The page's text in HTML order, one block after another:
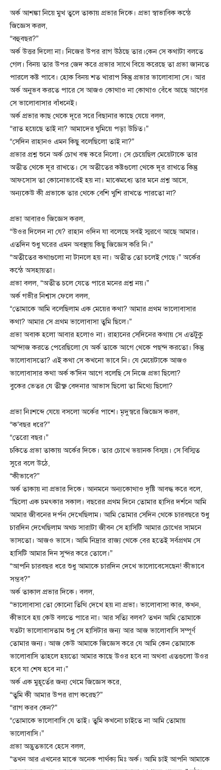
অর্ক আশঙ্কা নিয়ে মুখ তুলে তাকায় প্রভার দিকে। প্রভা স্বাভাবিক কন্ঠে
জিজ্ঞেস করল,
“বহুবছর?”
অর্ক উত্তর দিলো না। নিজের উপর রাগ উঠছে তার।কেন সে কথাটা বলতে
গেল। বিনয় তার উপর জেদ করে প্রভার সাথে বিয়ে করেছে তা প্রভা জানতে
পারলে কষ্ট পাবে। হোক বিনয় শত খারাপ কিন্তু প্রভার ভালোবাসা সে। আর
অর্ক অনুভব করতে পারে সে আজও কোথাও না কোথাও বেঁধে আছে আগের
সে ভালোবাসার বাঁধনেই।
অর্ক প্রভার কাছ থেকে দূরে সরে বিছানার কাছে যেয়ে বলল,
“রাত হয়েছে তাই না? আমাদের ঘুমিয়ে পড়া উচিত।”
“সেদিন রাহানও এমন কিছু বলেছিলো তাই না?”
প্রভার প্রশ্ন শুনে অর্ক চোখ বন্ধ করে নিলো। সে চেয়েছিল মেয়েটাকে তার
অতীত থেকে দূর রাখতে। সে অতীতের কষ্টগুলো থেকে দূর রাখতে কিন্তু
আফসোস তা কোনোভাবেই হয় না। মাঝেমধ্যে তার মনে প্রশ্ন আসে,
অন্যকেউ কী প্রভাকে তার থেকে বেশি খুশি রাখতে পারতো না?
প্রভা আবারও জিজ্ঞেস করল,
“উওর দিলেন না যে? রাহান ওদিন যা বলেছে সবই স্মরণে আছে আমার।
এতদিন শুধু ঘরের এমন অবস্থায় কিছু জিজ্ঞেস করি নি।”
“অতীতের কথাগুলো না টানলে হয় না। অতীত তো চলেই গেছে।” অর্কের
কন্ঠে অসহায়তা।
প্রভা বলল, “অতীত চলে যেতে পারে মনের প্রশ্ন নয়।”
অর্ক গভীর নিশ্বাস ফেলে বলল,
“তোমাকে আমি বলেছিলাম এক মেয়ের কথা? আমার প্রথম ভালোবাসার
কথা? আমার সে প্রথম ভালোবাসা তুমি ছিলে।”
প্রভা অবাক হলো আবার হলোও না। রাহানের সেদিনের কথায় সে এতটুকু
আন্দাজ করতে পেরেছিলো যে অর্ক তাকে আগে থেকে পছন্দ করতো। কিন্তু
ভালোবাসতো? এই কথা সে কখনো ভাবে নি। যে মেয়েটাকে আজও
ভালোবাসার কথা অর্ক ক’দিন আগে বলেছি সে নিজে প্রভা ছিলো?
বুকের ভেতর যে তীক্ষ্ণ বেদনার আভাস ছিলো তা মিথ্যে ছিলো?
প্রভা নিঃশব্দে যেয়ে বসলো অর্কের পাশে। মৃদুস্বরে জিজ্ঞেস করল,
“ক’বছর ধরে?”
“তেরো বছর।”
চকিতে প্রভা তাকায় অর্কের দিকে। তার চোখে ভয়ানক বিস্ময়। সে বিস্মিত
সুরে বলে উঠে,
“কীভাবে?”
অর্ক তাকায় না প্রভার দিকে। আনমনে অন্যকোথাও দৃষ্টি আবদ্ধ করে বলে,
“ছিলো এক চমৎকার সকাল। বছরের প্রথম দিনে তোমার হাসির দর্শনে আমি
আমার জীবনের দর্পন দেখেছিলাম। আমি তোমার সেদিন থেকে চারবছরে শুধু
চারদিন দেখেছিলাম অথচ সারাটা জীবন সে হাসিটি আমার চোখের সামনে
ভাসতো। আজও ভাসে। আমি নিদ্রার রাজ্য থেকে বের হতেই সর্বপ্রথম সে
হাসিটি আমার দিন সুন্দর করে তোলে।”
“আপনি চারবছর ধরে শুধু আমাকে চারদিন দেখে ভালোবেসেছেন! কীভাবে
সম্ভব?”
অর্ক তাকাল প্রভার দিকে। বলল,
“ভালোবাসা তো কোনো তিথি দেখে হয় না প্রভা। ভালোবাসা কার, কখন,
কীভাবে হয় কেউ বলতে পারে না। আর সত্যি বলব? তখন আমি তোমাকে
যতটা ভালোবাসতাম শুধু সে হাসিটার জন্য আর আজ ভালোবাসি সম্পূর্ণ
তোমার জন্য। আজ কেউ আমাকে জিজ্ঞেস করে যে আমি কেন তোমাকে
ভালোবাসি তাহলে হয়তো আমার কাছে উওর হবে না অথবা এতগুলো উওর
হবে যা শেষ হবে না।”
অর্ক এক মুহূর্তের জন্য থেমে জিজ্ঞেস করে,
“তুমি কী আমার উপর রাগ করেছ?”
“রাগ করব কেন?”
“তোমাকে ভালোবাসি যে তাই। তুমি কখনো চাইতে না আমি তোমায়
ভালোবাসি।”
প্রভা অদ্ভুতভাবে হেসে বলল,
“তখন আর এখনের মাঝে অনেক পার্থক্য মিঃ অর্ক। আমি চাই আপনি আমাকে